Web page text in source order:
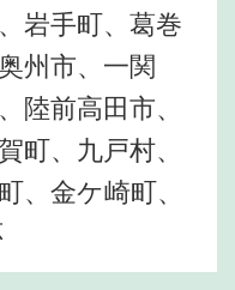
岩手町、葛巻
州市、一関
陸前高田市、
町、九戸村、
、金ケ崎町、